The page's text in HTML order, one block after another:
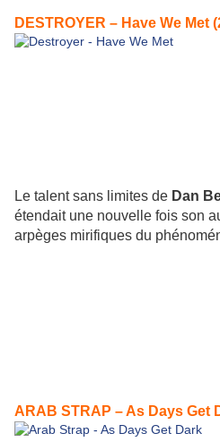
DESTROYER – Have We Met
Le talent sans limites de Dan
étendait une nouvelle fois son
arpèges mirifiques du
ARAB STRAP – As Days Get